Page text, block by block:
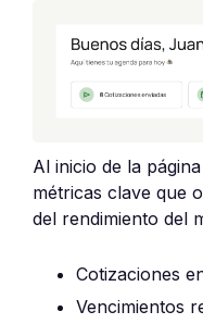
Al inicio de la
métricas clave que
del rendimiento del
Cotizaciones
Vencimientos